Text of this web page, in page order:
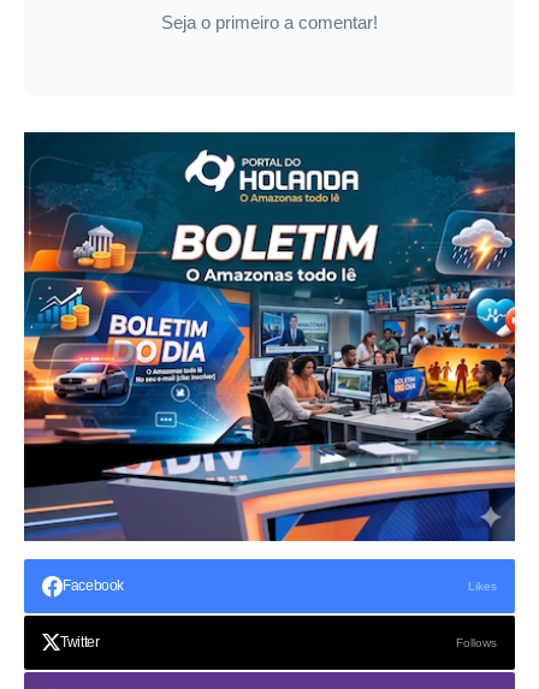
Seja o primeiro a comentar!
Facebook Likes
Twitter Follows